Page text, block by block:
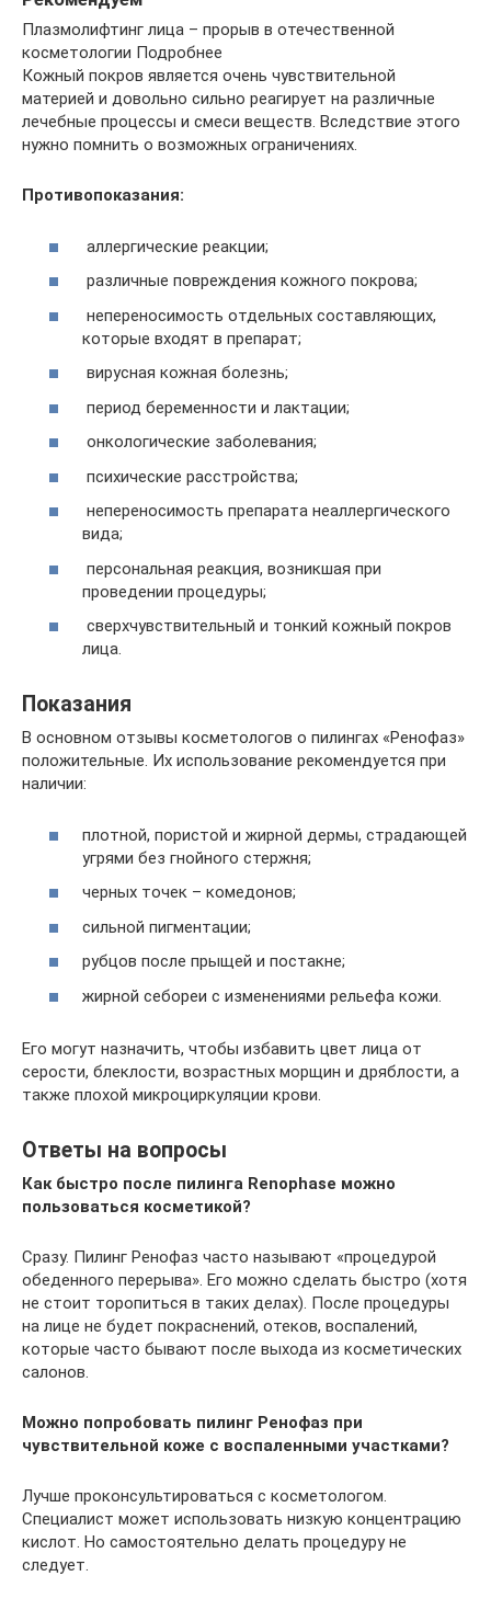
Плазмолифтинг лица – прорыв в отечественной
косметологии Подробнее
Кожный покров является очень чувствительной
материей и довольно сильно реагирует на различные
лечебные процессы и смеси веществ. Вследствие этого
нужно помнить о возможных ограничениях.
Противопоказания:
аллергические реакции;
различные повреждения кожного покрова;
непереносимость отдельных составляющих,
которые входят в препарат;
вирусная кожная болезнь;
период беременности и лактации;
онкологические заболевания;
психические расстройства;
непереносимость препарата неаллергического
вида;
персональная реакция, возникшая при
проведении процедуры;
сверхчувствительный и тонкий кожный покров
лица.
Показания
В основном отзывы косметологов о пилингах «Ренофаз»
положительные. Их использование рекомендуется при
наличии:
плотной, пористой и жирной дермы, страдающей
угрями без гнойного стержня;
черных точек – комедонов;
сильной пигментации;
рубцов после прыщей и постакне;
жирной себореи с изменениями рельефа кожи.
Его могут назначить, чтобы избавить цвет лица от
серости, блеклости, возрастных морщин и дряблости, а
также плохой микроциркуляции крови.
Ответы на вопросы
Как быстро после пилинга Renophase можно
пользоваться косметикой?
Сразу. Пилинг Ренофаз часто называют «процедурой
обеденного перерыва». Его можно сделать быстро (хотя
не стоит торопиться в таких делах). После процедуры
на лице не будет покраснений, отеков, воспалений,
которые часто бывают после выхода из косметических
салонов.
Можно попробовать пилинг Ренофаз при
чувствительной коже с воспаленными участками?
Лучше проконсультироваться с косметологом.
Специалист может использовать низкую концентрацию
кислот. Но самостоятельно делать процедуру не
следует.